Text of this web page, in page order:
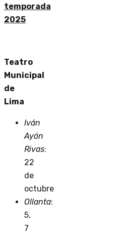
temporada
2025
Teatro
Municipal
de
Lima
Iván
Ayón
Rivas:
22
de
octubre
Ollanta:
5,
7